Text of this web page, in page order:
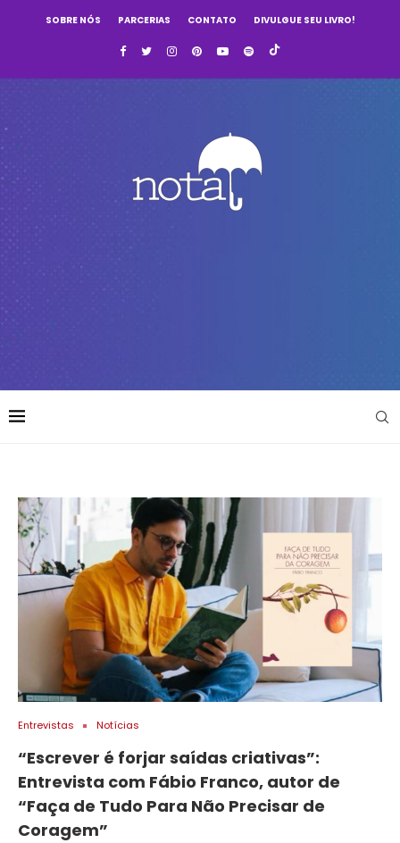
SOBRE NÓS PARCERIAS CONTATO DIVULGUE SEU LIVRO!
Entrevistas Notícias
“Escrever é forjar saídas criativas”:
Entrevista com Fábio Franco, autor de
“Faça de Tudo Para Não Precisar de
Coragem”